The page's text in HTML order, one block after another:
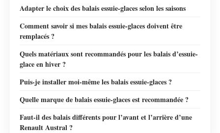
Adapter le choix des balais essuie-glaces selon les saisons
Comment savoir si mes balais essuie-glaces doivent être
remplacés ?
Quels matériaux sont recommandés pour les balais d’essuie-
glace en hiver ?
Puis-je installer moi-même les balais essuie-glaces ?
Quelle marque de balais essuie-glaces est recommandée ?
Faut-il des balais différents pour l’avant et l’arrière d’une
Renault Austral ?